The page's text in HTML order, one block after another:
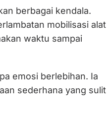
berbagai kendala.
mobilisasi alat
waktu sampai
emosi berlebihan. Ia
sederhana yang sulit